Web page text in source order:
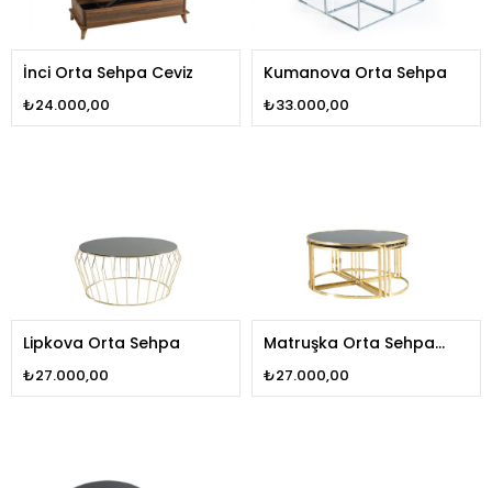
İnci Orta Sehpa Ceviz
₺24.000,00
Kumanova Orta Sehpa
₺33.000,00
Lipkova Orta Sehpa
₺27.000,00
Matruşka Orta Sehpa
Gold
₺27.000,00